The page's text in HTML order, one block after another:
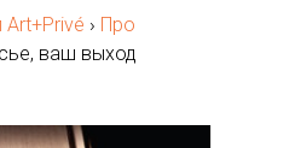
› Про
ваш выход